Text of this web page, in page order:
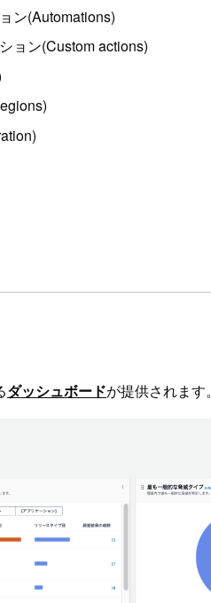
ン(Automations)
ョン(Custom actions)
ダッシュボードが提供されます。